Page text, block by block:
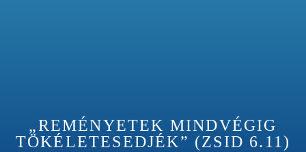
„REMÉNYETEK MINDVÉGIG
TÖKÉLETESEDJÉK” (ZSID 6.11)